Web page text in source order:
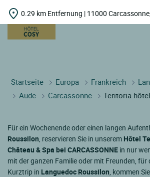
0.29 km Entfernung | 11000
Startseite Europa Frankreich
Aude
Carcassonne Teritoria
Für ein Wochenende oder einen langen
Roussilon, reservieren Sie in unserem Hôtel
Château & Spa bei CARCASSONNE in nur
mit der ganzen Familie oder mit Freunden, für
Kurztrip in Languedoc Roussilon, kommen